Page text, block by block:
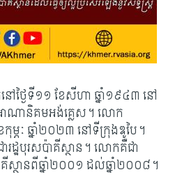
នៅថ្ងៃទី១១ ខែសីហា ឆ្នាំ១៩៤៣ នៅ
ណានិគមអង់គ្លេស។ លោក
ម្ភៈ ឆ្នាំ២០២៣ នៅ​ទីក្រុង​ឌូបៃ។
ដ្ឋបុរសប៉ាគីស្ថាន។ លោកគឺជា
ស្ថានពីឆ្នាំ២០០១ ដល់ឆ្នាំ២០០៨។